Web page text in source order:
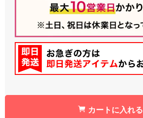
カートに入れる